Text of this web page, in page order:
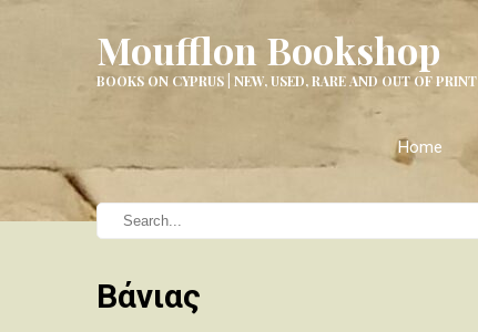
Moufflon Bookshop
BOOKS ON CYPRUS | NEW, USED, RARE AND OUT OF PRINT
Home
Βάνιας